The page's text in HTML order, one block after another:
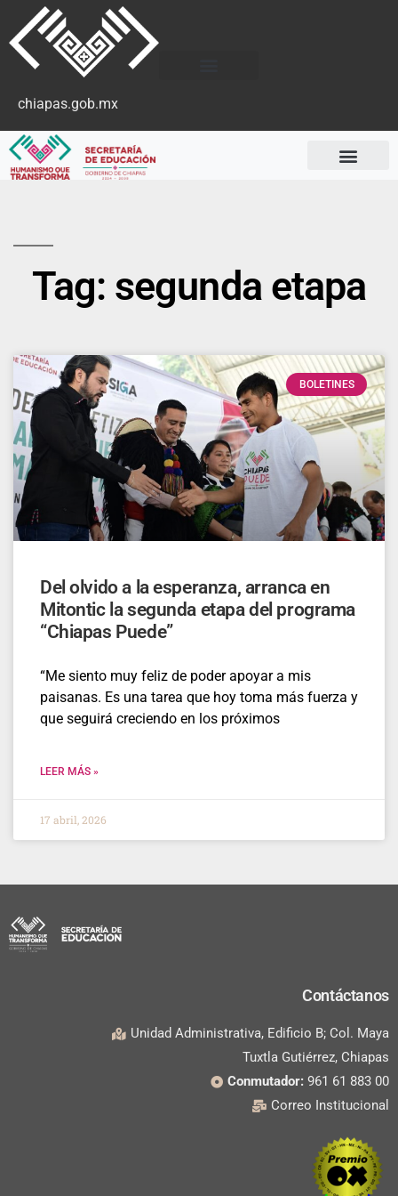
chiapas.gob.mx
Tag: segunda etapa
BOLETINES
Del olvido a la esperanza, arranca en
Mitontic la segunda etapa del programa
“Chiapas Puede”
“Me siento muy feliz de poder apoyar a mis
paisanas. Es una tarea que hoy toma más fuerza y
que seguirá creciendo en los próximos
LEER MÁS »
17 abril, 2026
Contáctanos
Unidad Administrativa, Edificio B; Col. Maya
Tuxtla Gutiérrez, Chiapas
Conmutador: 961 61 883 00
Correo Institucional